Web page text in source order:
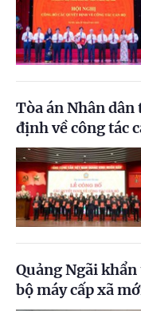
Tòa án Nhân dân
định về công tác
Quảng Ngãi
bộ máy cấp xã